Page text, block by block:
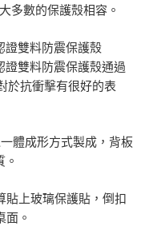
多數的保護殼相容。
證雙料防震保護殼
雙料防震保護殼通過
於抗衝擊有很好的表
體成形方式製成，背板
貼上玻璃保護貼，倒扣
。